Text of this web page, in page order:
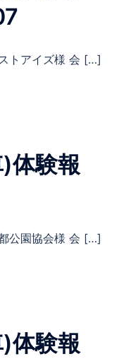
トアイズ様 会 […]
体験報
公園協会様 会 […]
体験報